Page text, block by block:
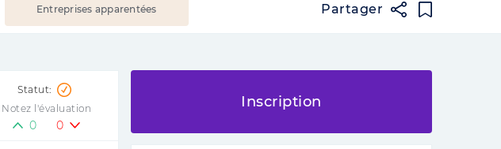
Entreprises apparentées Partager
Notez l'évaluation
0 0
Inscription